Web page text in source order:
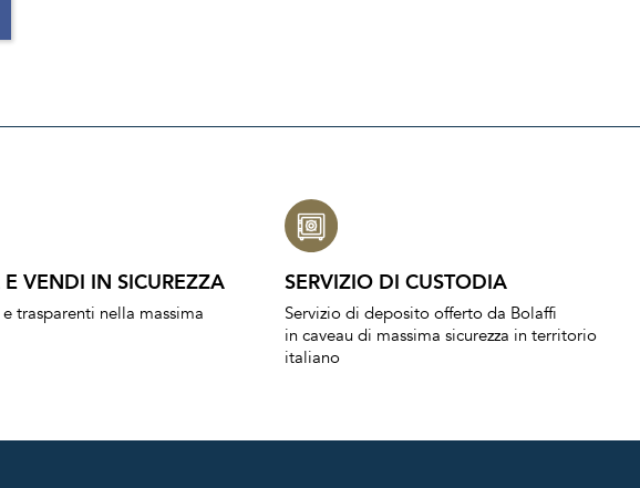
VENDI IN SICUREZZA
e trasparenti nella massima
SERVIZIO DI CUSTODIA
Servizio di deposito offerto da Bolaffi
in caveau di massima sicurezza in territorio
italiano